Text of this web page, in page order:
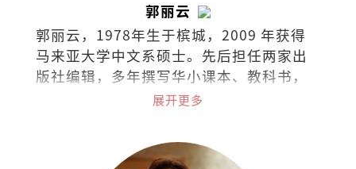
郭丽云
郭丽云，1978年生于槟城，2009 年获得
马来亚大学中文系硕士。先后担任两家出
版社编辑，多年撰写华小课本、教科书，
展开更多